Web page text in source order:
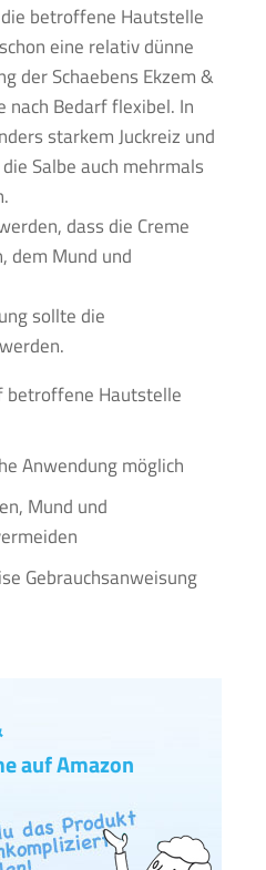
betroffene Hautstelle
eine relativ dünne
der Schaebens Ekzem &
nach Bedarf flexibel. In
starkem Juckreiz und
Salbe auch mehrmals
dass die Creme
dem Mund und
sollte die
betroffene Hautstelle
Anwendung möglich
Mund und
Gebrauchsanweisung
auf Amazon